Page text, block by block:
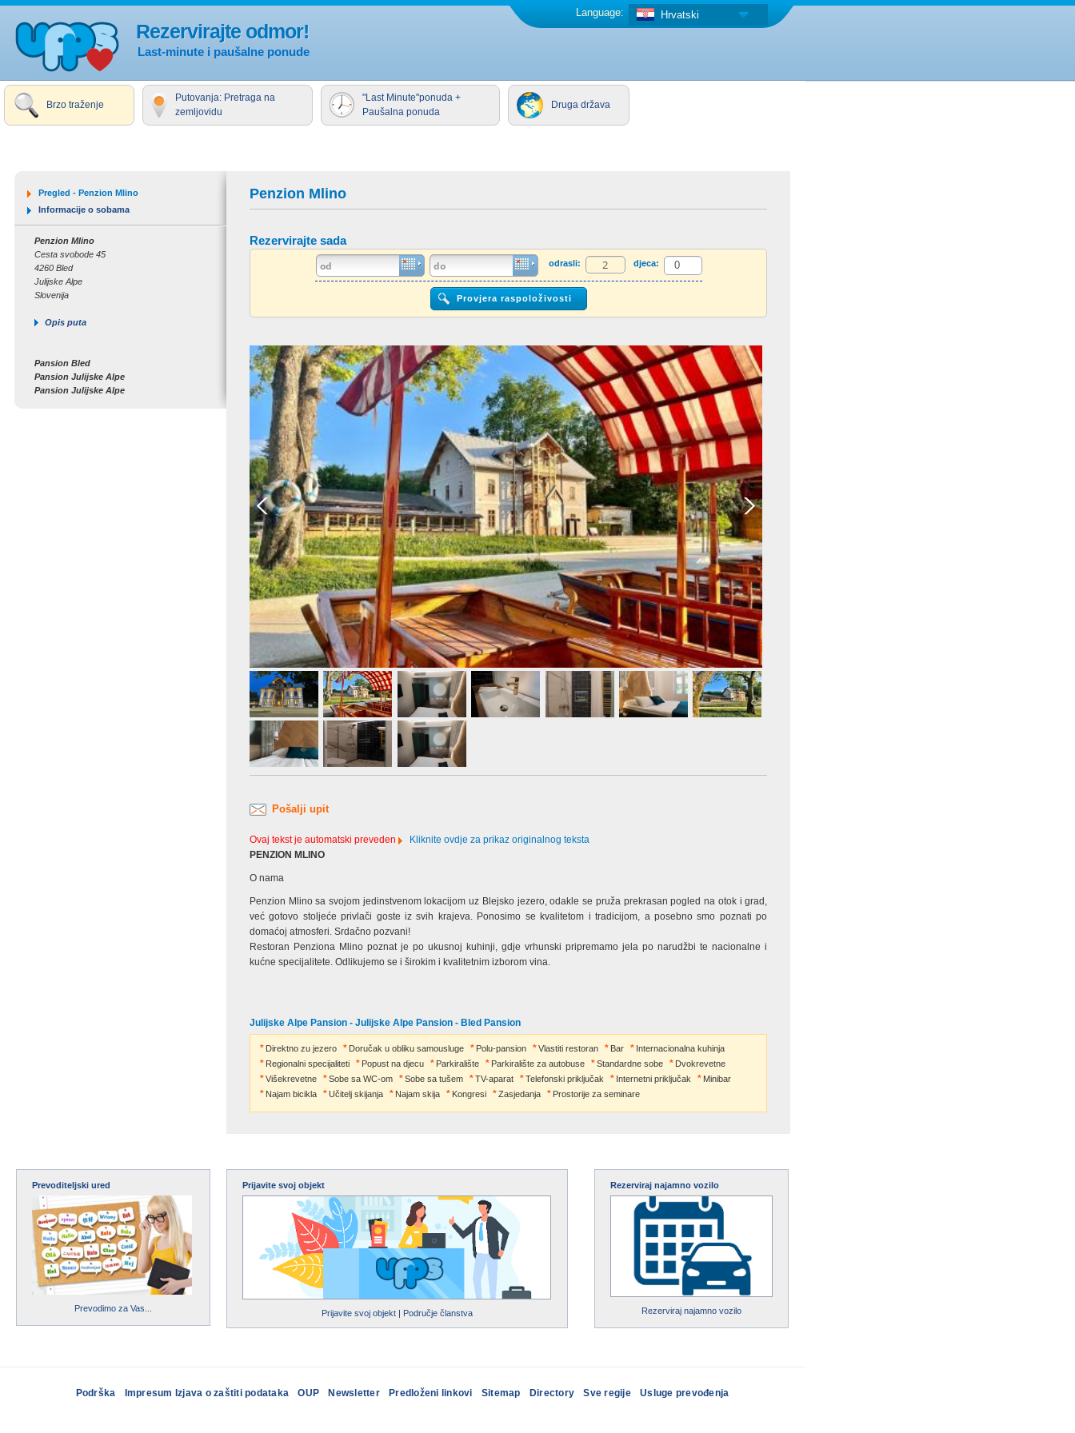
Rezervirajte odmor!
Last-minute i paušalne ponude
Hrvatski
Language:
Brzo traženje
Putovanja: Pretraga na
zemljovidu
"Last Minute"ponuda +
Paušalna ponuda
Druga država
Penzion Mlino
Rezervirajte sada
odrasli: djeca:
Pošalji upit
Ovaj tekst je automatski preveden
Kliknite ovdje za prikaz originalnog teksta
PENZION MLINO
O nama
Penzion Mlino sa svojom jedinstvenom lokacijom uz Blejsko jezero, odakle se pruža prekrasan pogled na otok i grad,
već gotovo stoljeće privlači goste iz svih krajeva. Ponosimo se kvalitetom i tradicijom, a posebno smo poznati po
domaćoj atmosferi. Srdačno pozvani!
Restoran Penziona Mlino poznat je po ukusnoj kuhinji, gdje vrhunski pripremamo jela po narudžbi te nacionalne i
kućne specijalitete. Odlikujemo se i širokim i kvalitetnim izborom vina.
Julijske Alpe Pansion - Julijske Alpe Pansion - Bled Pansion
Direktno zu jezero Doručak u obliku samousluge Polu-pansion Vlastiti restoran Bar
Internacionalna kuhinja
Regionalni specijaliteti
Popust na djecu Parkiralište Parkiralište za autobuse Standardne sobe
Dvokrevetne
Višekrevetne
Sobe sa WC-om Sobe sa tušem TV-aparat Telefonski priključak Internetni priključak
Minibar
Najam bicikla
Učitelj skijanja Najam skija Kongresi Zasjedanja Prostorije za seminare
Pregled - Penzion Mlino
Informacije o sobama
Penzion Mlino
Cesta svobode 45
4260 Bled
Julijske Alpe
Slovenija
Opis puta
Pansion Bled
Pansion Julijske Alpe
Pansion Julijske Alpe
Prevoditeljski ured
Prevodimo za Vas...
Prijavite svoj objekt
Prijavite svoj objekt| Područje članstva
Rezerviraj najamno vozilo
Rezerviraj najamno vozilo
Podrška Impresum Izjava o zaštiti podataka OUP Newsletter Predloženi linkovi Sitemap Directory Sve regije Usluge prevođenja